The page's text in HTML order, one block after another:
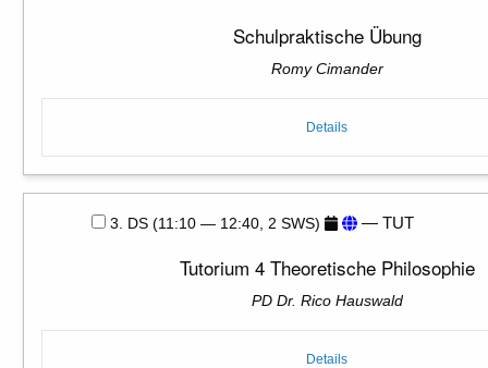
Schulpraktische Übung
Romy Cimander
Details
3. DS (11:10 — 12:40, 2 SWS) — TUT
Tutorium 4 Theoretische Philosophie
PD Dr. Rico Hauswald
Details